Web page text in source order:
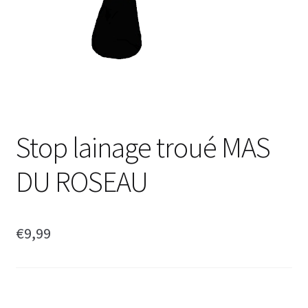
Stop lainage troué MAS
DU ROSEAU
€9,99